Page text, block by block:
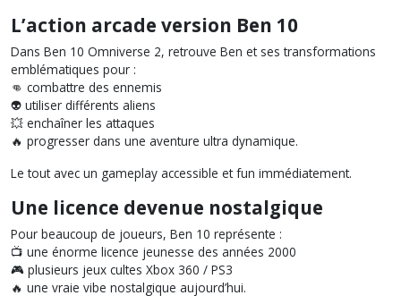
L’action arcade version Ben 10
Dans Ben 10 Omniverse 2, retrouve Ben et ses transformations
emblématiques pour :
👊 combattre des ennemis
👽 utiliser différents aliens
💥 enchaîner les attaques
🔥 progresser dans une aventure ultra dynamique.
Le tout avec un gameplay accessible et fun immédiatement.
Une licence devenue nostalgique
Pour beaucoup de joueurs, Ben 10 représente :
📺 une énorme licence jeunesse des années 2000
🎮 plusieurs jeux cultes Xbox 360 / PS3
🔥 une vraie vibe nostalgique aujourd’hui.